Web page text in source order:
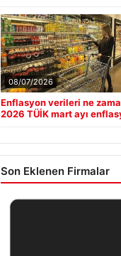
08/07/2026
Enflasyon verileri ne
2026 TÜİK mart ayı
Son Eklenen Firmalar